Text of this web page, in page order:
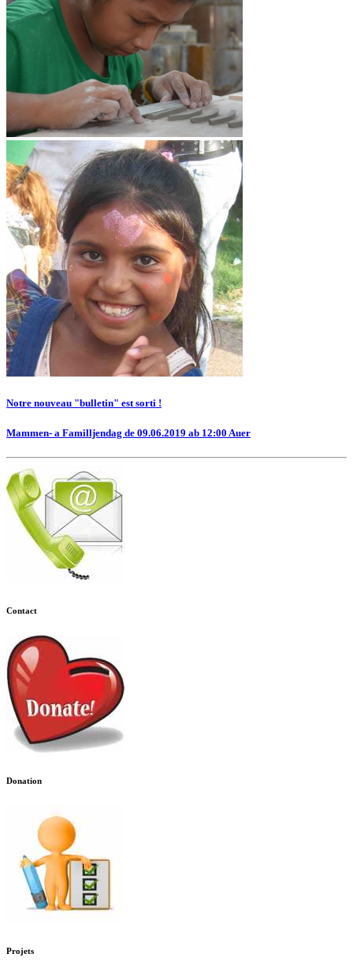
Notre nouveau "bulletin" est sorti !
Mammen- a Familljendag de 09.06.2019 ab 12:00 Auer
Contact
Donation
Projets